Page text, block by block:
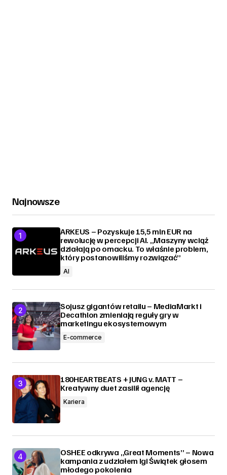
Najnowsze
ARKEUS – Pozyskuje 15,5 mln EUR na
rewolucję w percepcji AI. „Maszyny wciąż
działają po omacku. To właśnie problem,
który postanowiliśmy rozwiązać”
AI
Sojusz gigantów retailu – MediaMarkt i
Decathlon zmieniają reguły gry w
marketingu ekosystemowym
E-commerce
180HEARTBEATS + JUNG v. MATT –
Kreatywny duet zasilił agencję
Kariera
OSHEE odkrywa „Great Moments” – Nowa
kampania z udziałem Igi Świątek głosem
młodego pokolenia